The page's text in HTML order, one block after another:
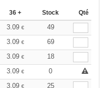
36 + Stock Qté
3.09 €
49
3.09 €
69
3.09 €
18
3.09 €
0
3.09 € 25